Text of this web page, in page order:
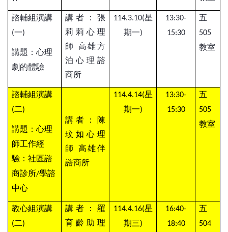
諮輔組演講
(一)
講題：心理
劇的體驗
講者：張
莉莉心理
師
高雄方
泊心理諮
商所
114.3.10(星
期一)
13:30-
15:30
五
505
教室
諮輔組演講
(二)
講題：心理
師工作經
驗：社區諮
商診所/學諮
中心
講者：陳
玟如心理
師
高雄伴
諮商所
114.4.14(星
期一)
13:30-
15:30
五
505
教室
教心組演講
(二)
講者：羅
育齡助理
114.4.16(星
期三)
16:40-
18:40
五
504